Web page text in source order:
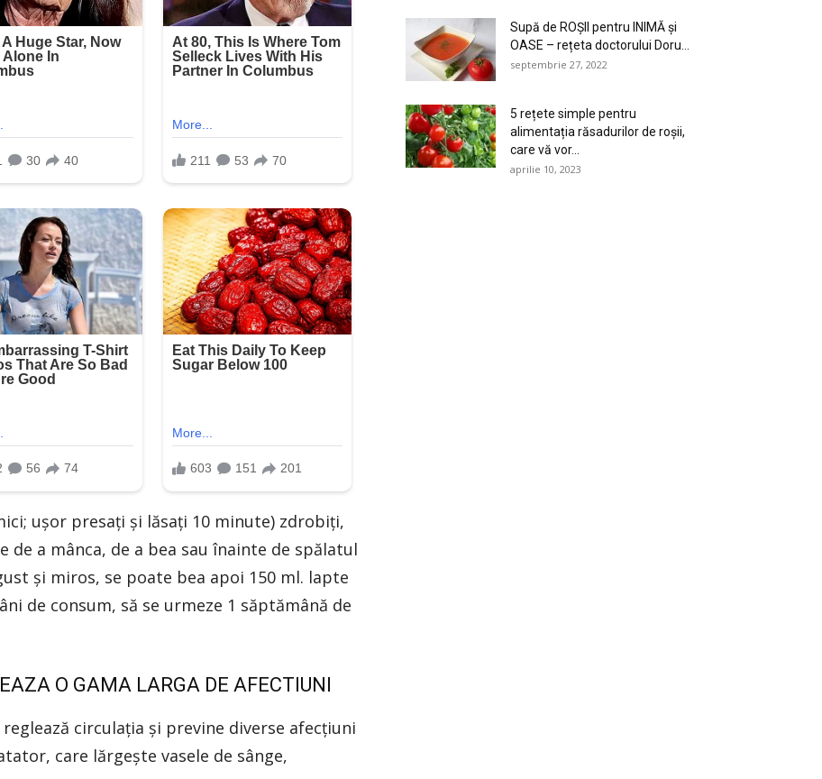
uşor presați şi lăsați 10 minute) zdrobiţi,
a mânca, de a bea sau înainte de spălatul
şi miros, se poate bea apoi 150 ml. lapte
de consum, să se urmeze 1 săptămână de
O GAMA LARGA DE AFECTIUNI
circulaţia şi previne diverse afecţiuni
care lărgeşte vasele de sânge,
Supă de ROȘII pentru INIMĂ și
OASE – rețeta doctorului Doru...
septembrie 27, 2022
5 rețete simple pentru
alimentația răsadurilor de roșii,
care vă vor...
aprilie 10, 2023